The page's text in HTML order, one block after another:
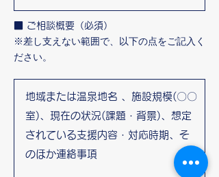
■ ご相談概要（必須）
※差し支えない範囲で、以下の点をご記入く
ださい。